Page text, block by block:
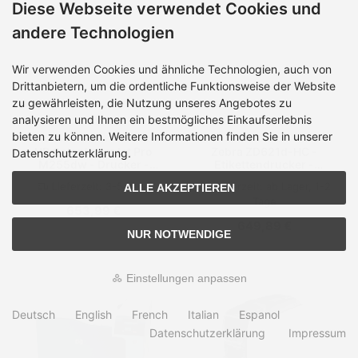
HP Color LaserJet Pro
M255dw - Drucker -
A4/Legal - 600 x 600 dpi
- bis zu 21 Seiten/Min.
(einfarbig)/
3-5 Tage Lieferzeit:
Diese Webseite verwendet Cookies und
andere Technologien
Wir verwenden Cookies und ähnliche Technologien, auch von
Drittanbietern, um die ordentliche Funktionsweise der Website
zu gewährleisten, die Nutzung unseres Angebotes zu
analysieren und Ihnen ein bestmögliches Einkaufserlebnis
bieten zu können. Weitere Informationen finden Sie in unserer
Datenschutzerklärung.
ALLE AKZEPTIEREN
NUR NOTWENDIGE
Einstellungen anpassen
Deutsch English French Italian
Espanol
Datenschutzerklärung
Impressum